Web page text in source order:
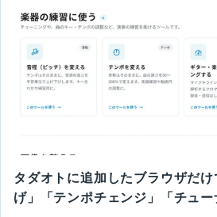
タダオトに追加したブラウザだ
げ」「テンポチェンジ」「チュ